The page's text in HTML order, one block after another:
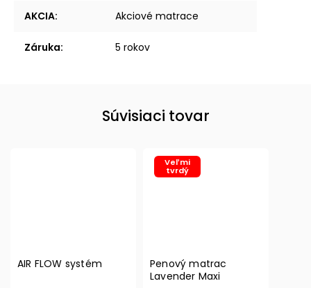
AKCIA: Akciové matrace
Záruka: 5 rokov
Súvisiaci tovar
AIR FLOW systém
Veľmi
tvrdý
Penový matrac
Lavender Maxi